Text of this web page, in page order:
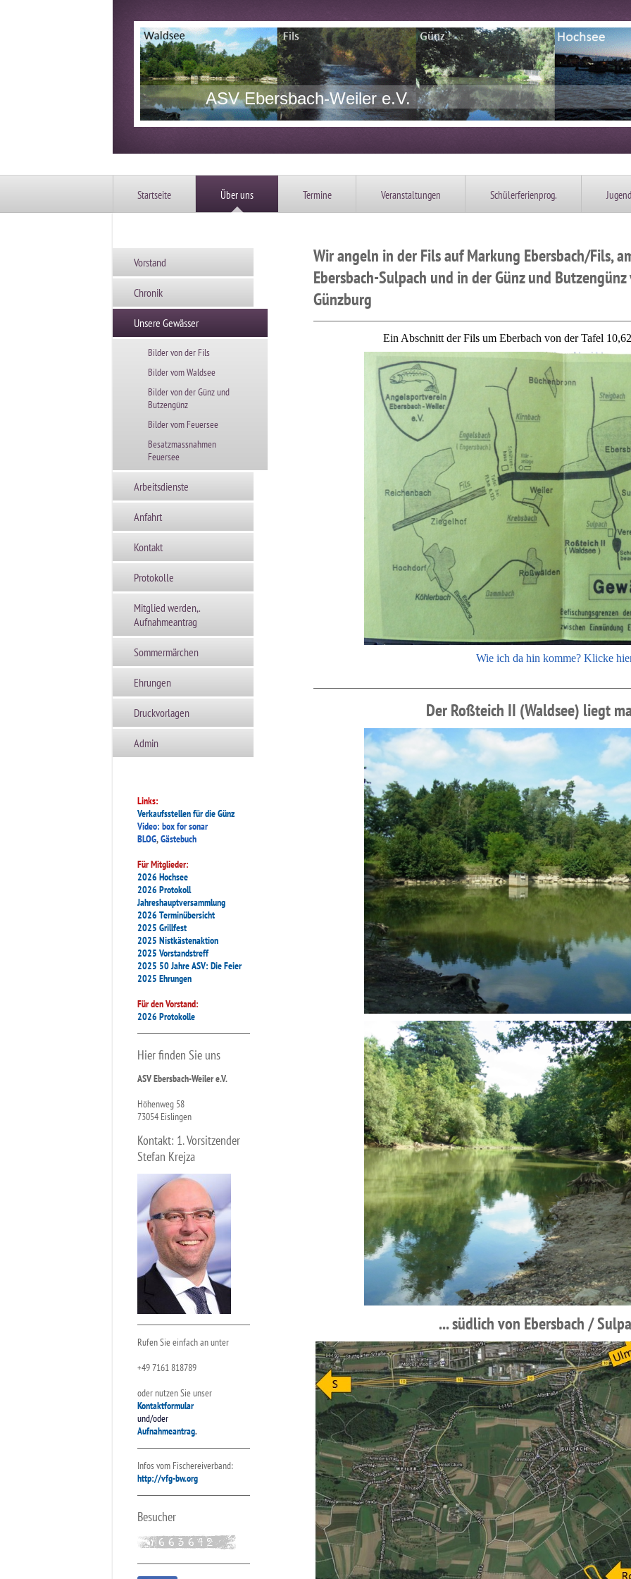
ASV Ebersbach-Weiler e.V.
Startseite Über uns Termine Veranstaltungen Schülerferienprog.
Vorstand
Chronik
Unsere Gewässer
Bilder von der Fils
Bilder vom Waldsee
Bilder von der Günz und
Butzengünz
Bilder vom Feuersee
Besatzmassnahmen
Feuersee
Arbeitsdienste
Anfahrt
Kontakt
Protokolle
Mitglied werden,.
Aufnahmeantrag
Sommermärchen
Ehrungen
Druckvorlagen
Admin
Links:
Verkaufsstellen für die Günz
Video: box for sonar
BLOG,Gästebuch
Für Mitglieder:
2026 Hochsee
2026 Protokoll
Jahreshauptversammlung
2026 Terminübersicht
2025 Grillfest
2025 Nistkästenaktion
2025 Vorstandstreff
2025 50 Jahre ASV: Die Feier
2025 Ehrungen
Für den Vorstand:
2026 Protokolle
Hier finden Sie uns
ASV Ebersbach-Weiler e.V.
Höhenweg 58
73054 Eislingen
Kontakt: 1. Vorsitzender
Stefan Krejza
Rufen Sie einfach an unter
+49 7161 818789
oder nutzen Sie unser
Kontaktformular
und/oder
Aufnahmeantrag.
Infos vom Fischereiverband:
http://vfg-bw.org
Besucher
Wir angeln in der Fils auf Markung Ebersbach/Fils,
Ebersbach-Sulpach und in der Günz und
Günzburg
Ein Abschnitt der Fils um Eberbach von der Tafel
Wie ich da hin komme? Klicke
Der Roßteich II (Waldsee) liegt
... südlich von Ebersbach /